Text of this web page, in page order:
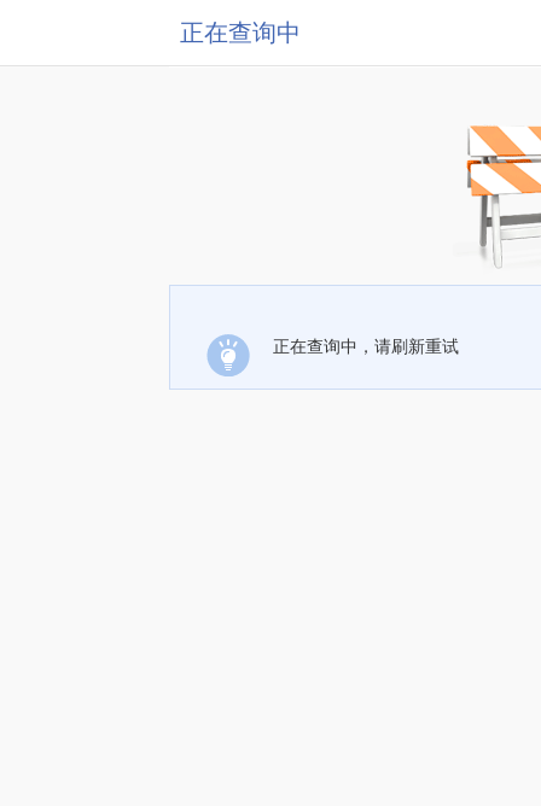
正在查询中
正在查询中，请刷新重试